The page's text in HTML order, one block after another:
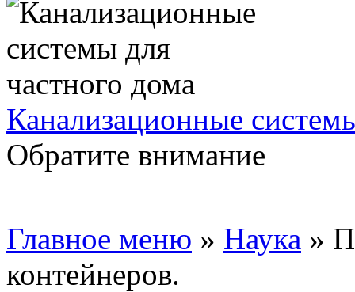
Канализационные
Обратите внимание
Главное меню » Наука »
контейнеров.